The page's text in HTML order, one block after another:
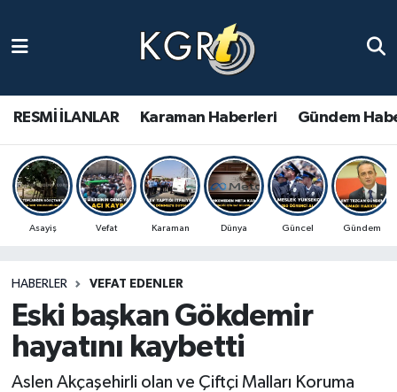
RESMİ İLANLAR Karaman Haberleri Gündem
Asayiş Vefat Karaman Dünya Güncel Gündem
HABERLER VEFAT EDENLER
Eski başkan Gökdemir
hayatını kaybetti
Aslen Akçaşehirli olan ve Çiftçi Malları Koruma
Gündem Haberleri
Güncel Haberler
Spor Haberleri
Ulusal Haberler
Vefat Edenler